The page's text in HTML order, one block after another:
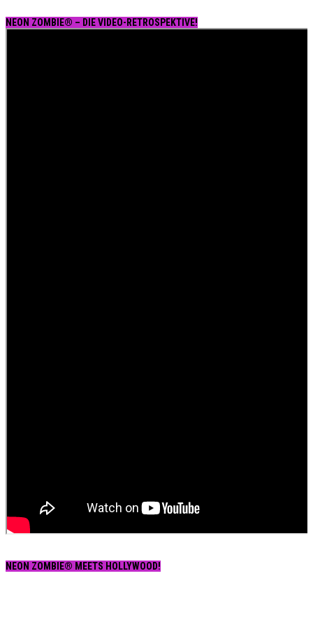
NEON ZOMBIE® – DIE VIDEO-RETROSPEKTIVE!
NEON ZOMBIE® MEETS HOLLYWOOD!